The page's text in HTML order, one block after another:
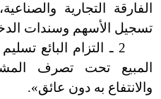
الفارقة التجارية
تسجيل الأسهم وسندات
2 ـ التزام البائع
المبيع تحت تصرف
والانتفاع به دون عائق».